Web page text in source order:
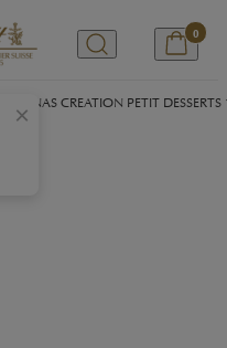
×
0
PRALINAS CREATION PETIT